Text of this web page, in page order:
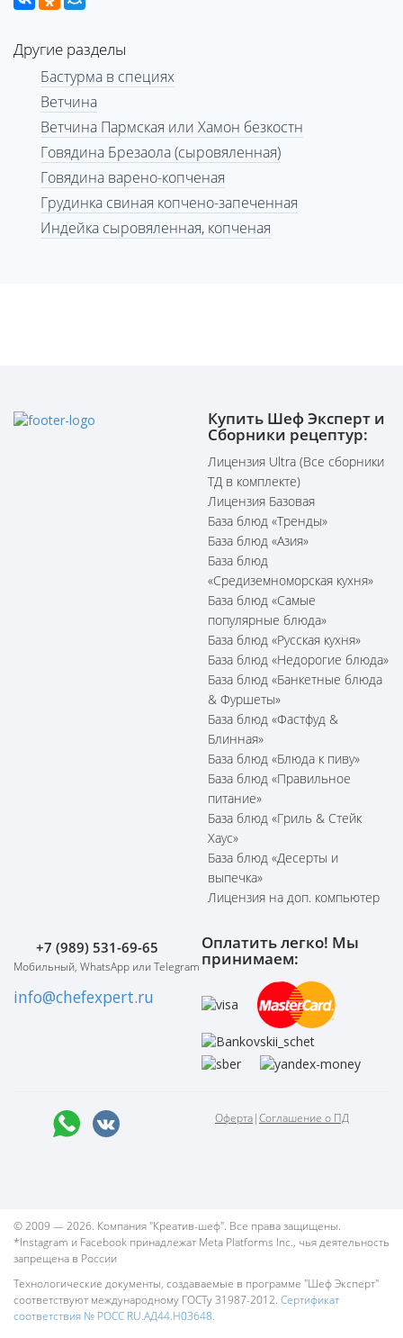
Другие разделы
Бастурма в специях
Ветчина
Ветчина Пармская или Хамон безкостн
Говядина Брезаола (сыровяленная)
Говядина варено-копченая
Грудинка свиная копчено-запеченная
Индейка сыровяленная, копченая
Купить Шеф Эксперт и
Сборники рецептур:
Лицензия Ultra (Все сборники
ТД в комплекте)
Лицензия Базовая
База блюд «Тренды»
База блюд «Азия»
База блюд
«Средиземноморская кухня»
База блюд «Самые
популярные блюда»
База блюд «Русская кухня»
База блюд «Недорогие блюда»
База блюд «Банкетные блюда
& Фуршеты»
База блюд «Фастфуд &
Блинная»
База блюд «Блюда к пиву»
База блюд «Правильное
питание»
База блюд «Гриль & Стейк
Хаус»
База блюд «Десерты и
выпечка»
Лицензия на доп. компьютер
+7 (989) 531-69-65
Мобильный, WhatsApp или Telegram
info@chefexpert.ru
Оплатить легко! Мы
принимаем:
Оферта|Соглашение о ПД
© 2009 — 2026. Компания "Креатив-шеф". Все права защищены.
*Instagram и Facebook принадлежат Meta Platforms Inc., чья деятельность
запрещена в России
Технологические документы, создаваемые в программе "Шеф Эксперт"
соответствуют международному ГОСТу 31987-2012. Сертификат
соответствия № РОСС RU.АД44.Н03648.